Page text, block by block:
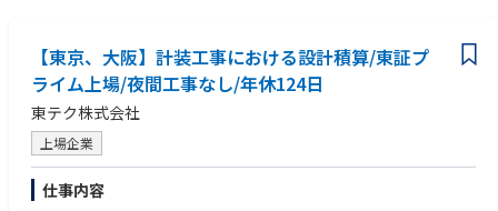
【東京、大阪】計装工事における設計積算/東証プ
ライム上場/夜間工事なし/年休124日
東テク株式会社
上場企業
仕事内容